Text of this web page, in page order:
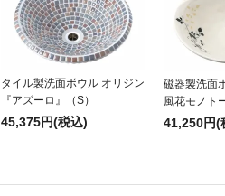
タイル製洗面ボウル オリジン
『アズーロ』（S）
45,375円(税込)
磁器製洗面
風花モノト
41,250円(